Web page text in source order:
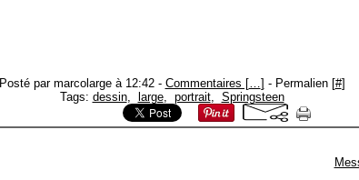
Posté par marcolarge à 12:42 - Commentaires […] - Permalien [#]
Tags: dessin, large, portrait, Springsteen